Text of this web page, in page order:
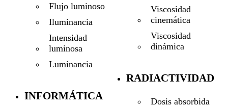
Flujo luminoso
Iluminancia
Intensidad
luminosa
Luminancia
INFORMÁTICA
Viscosidad
cinemática
Viscosidad
dinámica
RADIACTIVIDAD
Dosis absorbida